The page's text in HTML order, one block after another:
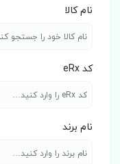
نام کالا
کد eRx
نام برند